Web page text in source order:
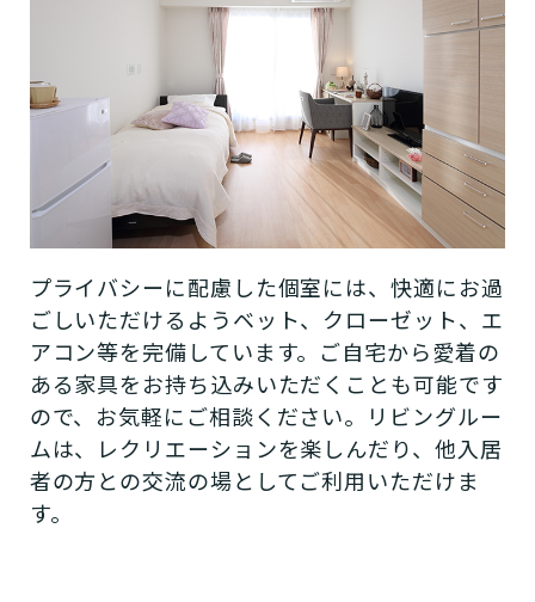
プライバシーに配慮した個室には、快適にお過
ごしいただけるようベット、クローゼット、エ
アコン等を完備しています。ご自宅から愛着の
ある家具をお持ち込みいただくことも可能です
ので、お気軽にご相談ください。リビングルー
ムは、レクリエーションを楽しんだり、他入居
者の方との交流の場としてご利用いただけま
す。